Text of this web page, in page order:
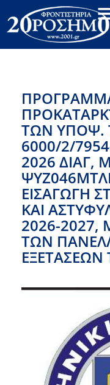
ΤΩΝ ΥΠΟΨ.
6000/2/
2026 ΔΙΑΓ,
ΕΙΣΑΓΩΓΉ
ΚΑΙ
2026-
ΤΩΝ
ΕΞΕΤΆΣΕΩΝ